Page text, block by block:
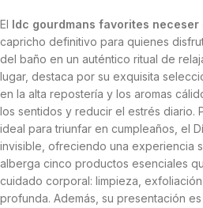
El Idc gourdmans favorites neceser
capricho definitivo para quienes
del baño en un auténtico ritual de
lugar, destaca por su exquisita
en la alta repostería y los aromas
los sentidos y reducir el estrés diario.
ideal para triunfar en cumpleaños, el
invisible, ofreciendo una experiencia
alberga cinco productos esenciales
cuidado corporal: limpieza,
profunda. Además, su presentación